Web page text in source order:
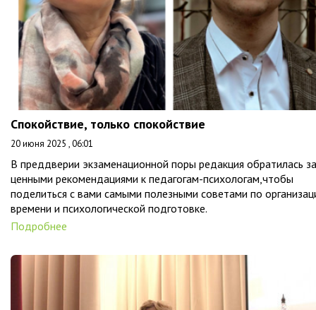
Спокойствие, только спокойствие
20 июня 2025 , 06:01
В преддверии экзаменационной поры редакция обратилась за
ценными рекомендациями к педагогам-психологам,чтобы
поделиться с вами самыми полезными советами по
времени и психологической подготовке.
Подробнее